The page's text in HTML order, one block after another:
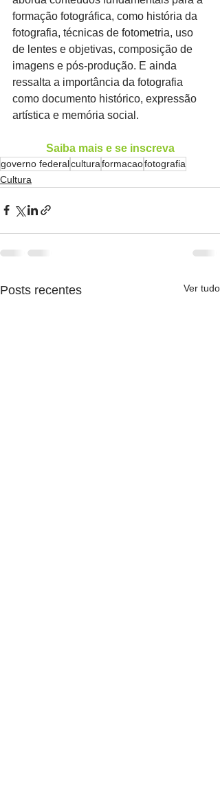
formação fotográfica, como história da
fotografia, técnicas de fotometria, uso
de lentes e objetivas, composição de
imagens e pós-produção. E ainda
ressalta a importância da fotografia
como documento histórico, expressão
artística e memória social.
Saiba mais e se inscreva
governo federalculturaformacaofotografia
Cultura
Posts recentes Ver tudo